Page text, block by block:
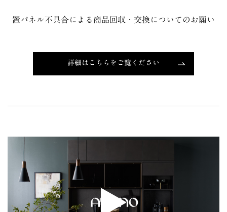
置パネル不具合による商品回収・交換についてのお願い
詳細はこちらをご覧ください